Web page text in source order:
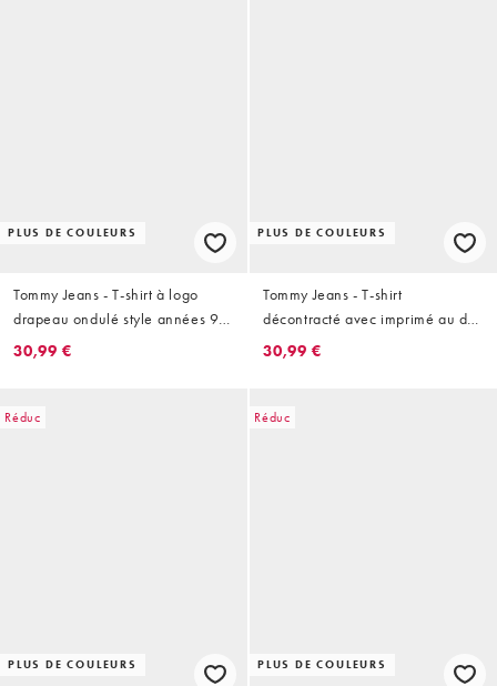
PLUS DE COULEURS
Tommy Jeans - T-shirt à logo
drapeau ondulé style années 90
- Bleu marine délavé
30,99 €
PLUS DE COULEURS
Tommy Jeans - T-shirt
décontracté avec imprimé au dos
- Blanc
30,99 €
Réduc
PLUS DE COULEURS
Réduc
PLUS DE COULEURS